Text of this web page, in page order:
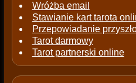
Wróżba email
Stawianie kart tarota
Przepowiadanie
Tarot darmowy
Tarot partnerski online